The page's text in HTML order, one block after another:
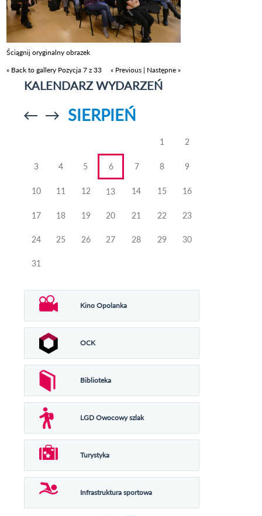
Ściągnij oryginalny obrazek
« Back to gallery Pozycja 7 z 33 « Previous | Następne »
KALENDARZ WYDARZEŃ
Przejdź doPrzejdź do
SIERPIEŃ
1 2
3 4 5 6 7 8 9
10 11 12 13 14 15 16
17 18 19 20 21 22 23
24 25 26 27 28 29 30
31
Kino Opolanka
OCK
Biblioteka
LGD Owocowy szlak
Turystyka
Infrastruktura sportowa